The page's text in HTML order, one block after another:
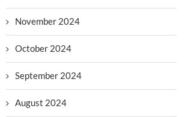
November 2024
October 2024
September 2024
August 2024